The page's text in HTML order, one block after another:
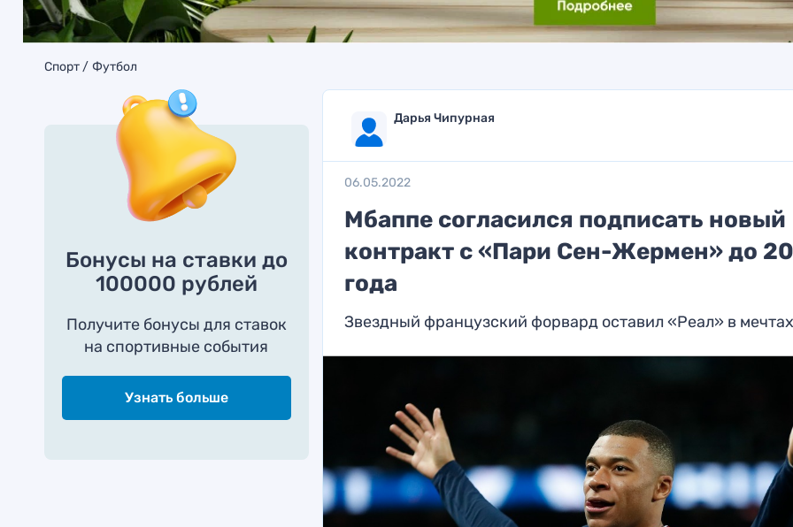
Спорт Футбол
Бонусы на ставки до
100000 рублей
Получите бонусы для ставок
на спортивные события
Узнать больше
Дарья Чипурная
06.05.2022
Мбаппе согласился подписать новый
контракт с «Пари Сен-Жермен» до
года
Звездный французский форвард оставил «Реал» в мечтах